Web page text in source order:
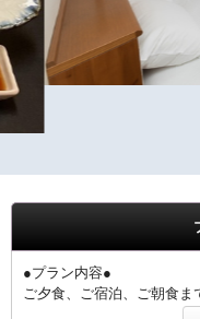
●プラン内容●
ご夕食、ご宿泊、ご朝食ま